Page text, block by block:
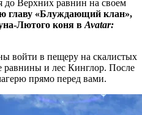
до Верхних равнин на своем
главу «Блуждающий клан»,
Лютого коня в Avatar:
войти в пещеру на скалистых
равнины и лес Кинглор. После
прямо перед вами.